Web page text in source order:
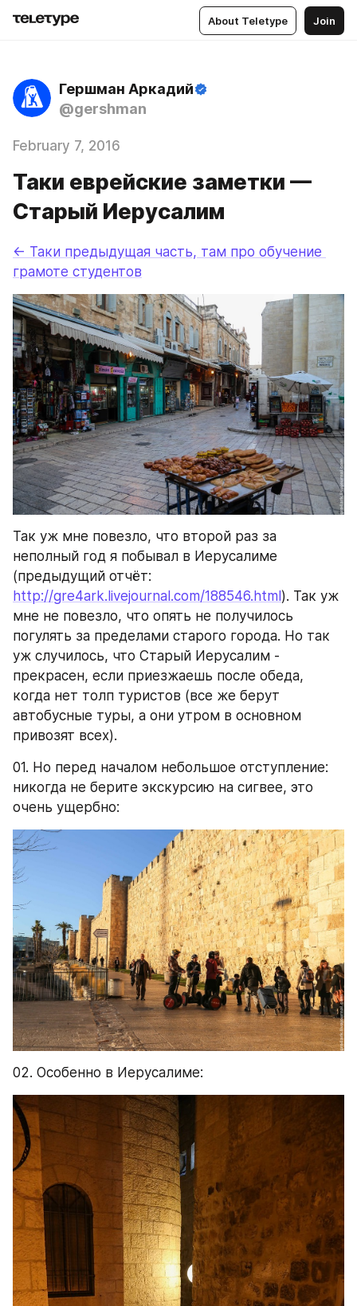
About Teletype Join
Гершман Аркадий
@gershman
February 7, 2016
Таки еврейские заметки —
Старый Иерусалим
<- Таки предыдущая часть, там про обучение
грамоте студентов
Так уж мне повезло, что второй раз за
неполный год я побывал в Иерусалиме
http://gre4ark.livejournal.com/188546.html ). Так уж
мне не повезло, что опять не получилось
погулять за пределами старого города. Но так
уж случилось, что Старый Иерусалим -
прекрасен, если приезжаешь после обеда,
когда нет толп туристов (все же берут
автобусные туры, а они утром в основном
привозят всех).
01. Но перед началом небольшое отступление:
никогда не берите экскурсию на сигвее, это
очень ущербно:
02. Особенно в Иерусалиме: